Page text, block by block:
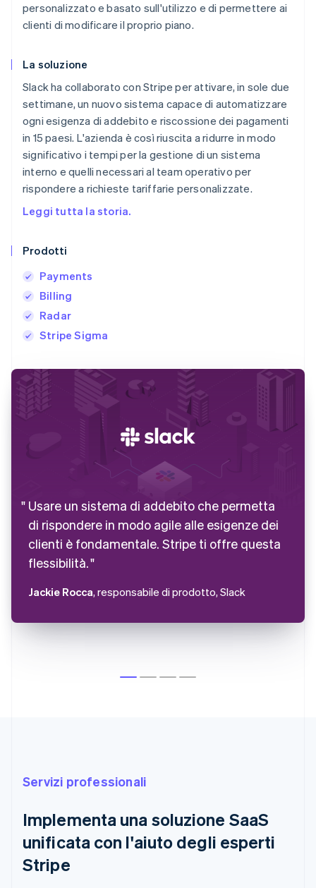
personalizzato e basato sull'utilizzo e di permettere ai
clienti di modificare il proprio piano.
La soluzione
Slack ha collaborato con Stripe per attivare, in sole due
settimane, un nuovo sistema capace di automatizzare
ogni esigenza di addebito e riscossione dei pagamenti
in 15 paesi. L'azienda è così riuscita a ridurre in modo
significativo i tempi per la gestione di un sistema
interno e quelli necessari al team operativo per
rispondere a richieste tariffarie personalizzate.
Leggi tutta la storia.
Prodotti
Payments
Billing
Radar
Stripe Sigma
Usare un sistema di addebito che permetta
di rispondere in modo agile alle esigenze dei
clienti è fondamentale. Stripe ti offre questa
flessibilità.
Jackie Rocca, responsabile di prodotto, Slack
Servizi professionali
Implementa una soluzione SaaS
unificata con l'aiuto degli esperti
Stripe
English
Austria
Deutsch English
Belgio
Nederlands